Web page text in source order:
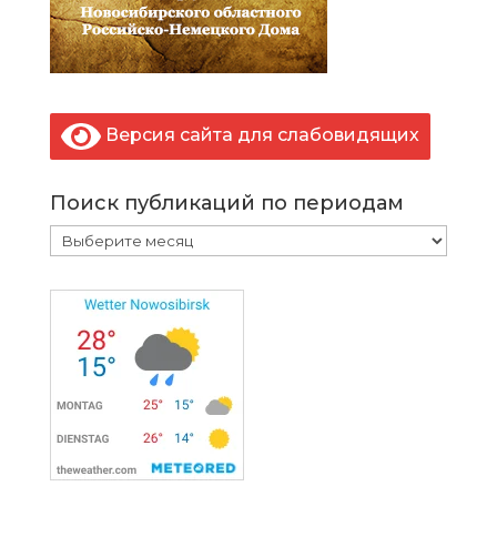
Версия сайта для слабовидящих
Поиск публикаций по периодам
Поиск
публикаций
по
периодам